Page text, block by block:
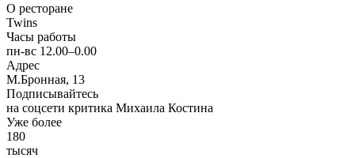
О ресторане
Twins
Часы работы
пн-вс 12.00–0.00
Адрес
М.Бронная, 13
Подписывайтесь
на соцсети критика Михаила Костина
Уже более
180
тысяч